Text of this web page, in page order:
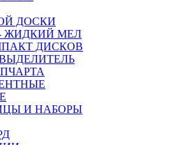
ДОСКИ
ЖИДКИЙ МЕЛ
ДИСКОВ
И НАБОРЫ